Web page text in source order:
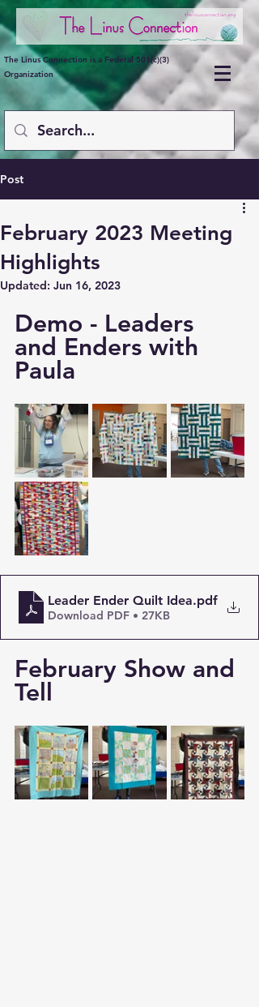
The Linus Connection is a Federal 501(c)(3)
Organization
Post
February 2023 Meeting
Highlights
Updated: Jun 16, 2023
Demo - Leaders
and Enders with
Paula
Leader Ender Quilt Idea.pdf
Download PDF • 27KB
February Show and
Tell